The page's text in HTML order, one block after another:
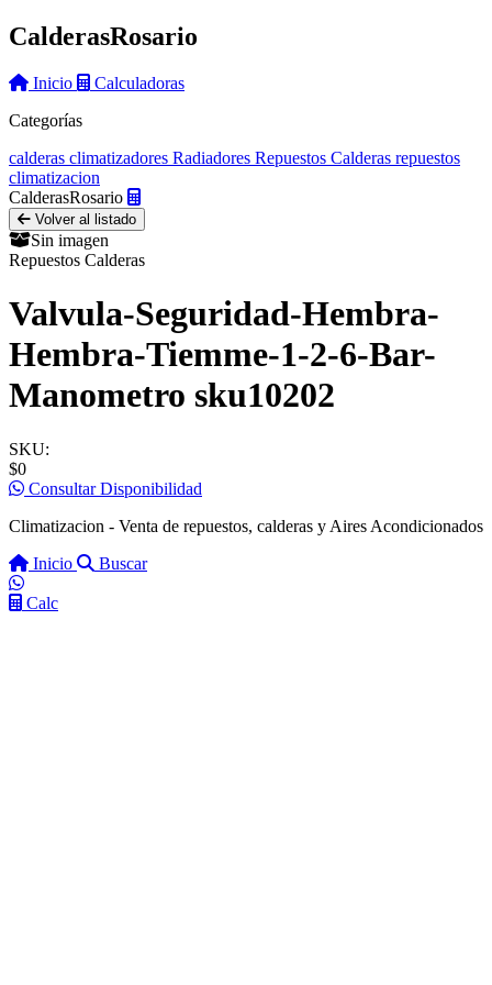
CalderasRosario
Inicio
Calculadoras
Categorías
calderas climatizadores Radiadores Repuestos Calderas repuestos
climatizacion
CalderasRosario
Volver al listado
Sin imagen
Repuestos Calderas
Valvula-Seguridad-Hembra-
Hembra-Tiemme-1-2-6-Bar-
Manometro sku10202
SKU:
$0
Consultar Disponibilidad
Climatizacion - Venta de repuestos, calderas y Aires Acondicionados
Inicio
Buscar
Calc